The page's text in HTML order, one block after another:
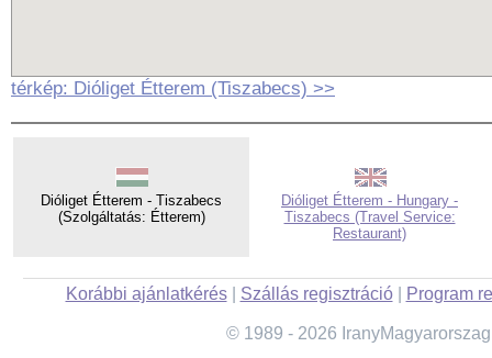
térkép: Dióliget Étterem (Tiszabecs) >>
Dióliget Étterem - Tiszabecs
(Szolgáltatás: Étterem)
Dióliget Étterem - Hungary -
Tiszabecs (Travel Service:
Restaurant)
Korábbi ajánlatkérés| Szállás regisztráció| Program
© 1989 - 2026